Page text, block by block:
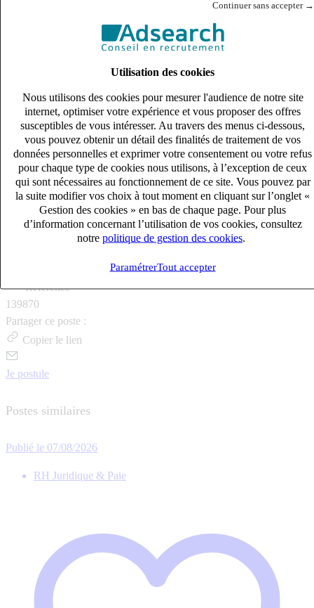
Continuer sans accepter →
Utilisation des cookies
Nous utilisons des cookies pour mesurer l'audience de notre site
internet, optimiser votre expérience et vous proposer des offres
susceptibles de vous intéresser. Au travers des menus ci-dessous,
vous pouvez obtenir un détail des finalités de traitement de vos
données personnelles et exprimer votre consentement ou votre refus
pour chaque type de cookies nous utilisons, à l’exception de ceux
qui sont nécessaires au fonctionnement de ce site. Vous pouvez par
la suite modifier vos choix à tout moment en cliquant sur l’onglet «
Gestion des cookies » en bas de chaque page. Pour plus
d’information concernant l’utilisation de vos cookies, consultez
notre politique de gestion des cookies
ParamétrerTout accepter
Besoin d’un nouveau challenge ? Postulez à cette offre pour que
nous échangions sur vos perspectives !
professionnelles que nous proposons, rendez-vous sur notre site
adsearch.fr !
Publié le30/01/2026
Lieu
BOURG EN BRESSE (01000)
Contrat
CDI
Référence
139870
Partager ce poste :
Copier le lien
Je postule
Postes similaires
Publié le 07/08/2026
RH Juridique & Paie